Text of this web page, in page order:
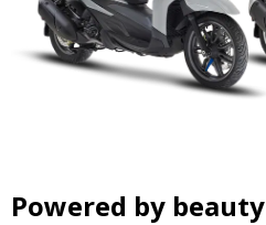
Powered by beauty